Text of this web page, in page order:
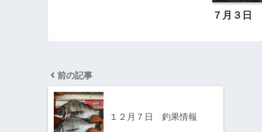
７月３日
前の記事
１２月７日 釣果情報